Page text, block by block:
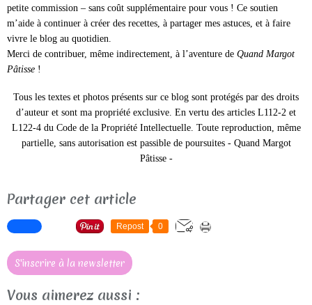
petite commission – sans coût supplémentaire pour vous ! Ce soutien
m’aide à continuer à créer des recettes, à partager mes astuces, et à faire
vivre le blog au quotidien.
Merci de contribuer, même indirectement, à l’aventure de Quand Margot
Pâtisse !
Tous les textes et photos présents sur ce blog sont protégés par des droits
d’auteur et sont ma propriété exclusive. En vertu des articles L112-2 et
L122-4 du Code de la Propriété Intellectuelle. Toute reproduction, même
partielle, sans autorisation est passible de poursuites - Quand Margot
Pâtisse -
Partager cet article
Repost 0
S'inscrire à la newsletter
Vous aimerez aussi :